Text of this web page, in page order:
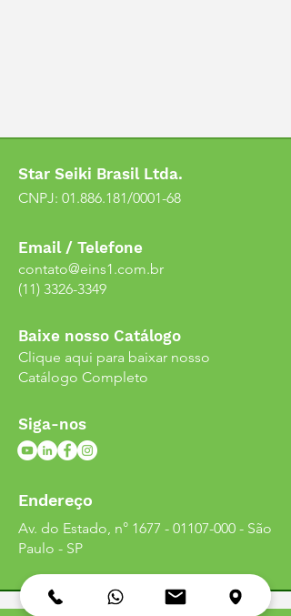
Star Seiki Brasil Ltda.
CNPJ: 01.886.181/0001-68
Email / Telefone
contato@eins1.com.br
(11) 3326-3349
Baixe nosso Catálogo
Clique aqui para baixar nosso
Catálogo Completo
Siga-nos
Endereço
Av. do Estado, n° 1677 - 01107-000 - São
Paulo - SP